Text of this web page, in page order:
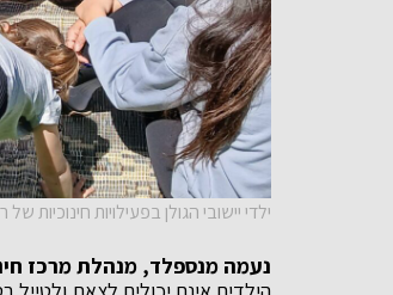
ילדי יישובי הגולן בפעילויות
נעמה מנספלד, מנהלת מרכז